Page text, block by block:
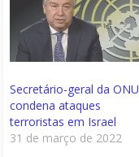
Secretário-geral da ONU
condena ataques
terroristas em Israel
31 de março de 2022